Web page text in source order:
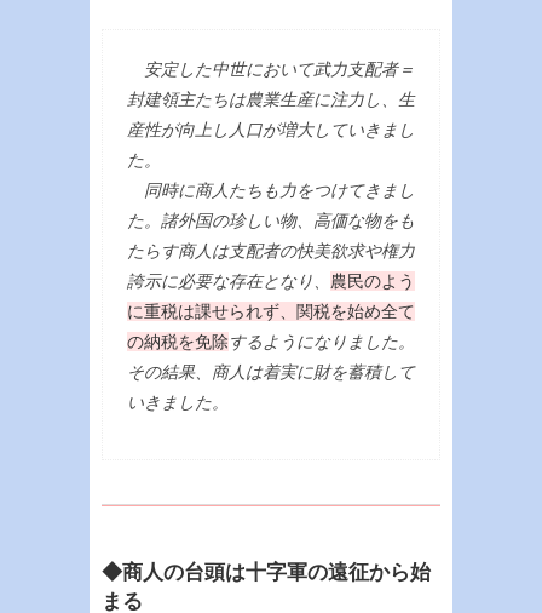
安定した中世において武力支配者＝
封建領主たちは農業生産に注力し、生
産性が向上し人口が増大していきまし
た。
同時に商人たちも力をつけてきまし
た。諸外国の珍しい物、高価な物をも
たらす商人は支配者の快美欲求や権力
誇示に必要な存在となり、 農民のよう
に重税は課せられず、関税を始め全て
の納税を免除するようになりました。
その結果、商人は着実に財を蓄積して
いきました。
◆商人の台頭は十字軍の遠征から始
まる